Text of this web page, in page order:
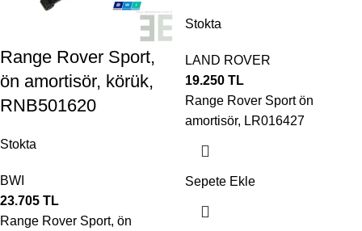
Range Rover Sport,
ön amortisör, körük,
RNB501620
Stokta
BWI
23.705 TL
Range Rover Sport, ön
Stokta
LAND ROVER
19.250 TL
Range Rover Sport ön
amortisör, LR016427
Sepete Ekle